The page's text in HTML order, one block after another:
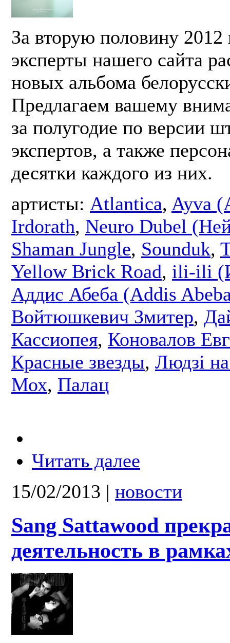
За вторую половину 2012
эксперты нашего сайта
новых альбома
Предлагаем вашему
за полугодие по версии
экспертов, а также
десятки каждого из них.
артисты: Atlantica, Ayva
Irdorath, Neuro Dubel
Shaman Jungle, Sounduk,
Yellow Brick Road, ili-ili
Аддис Абеба (Addis
Войтюшкевич Змитер,
Кассиопея, Коновалов
Красные звезды, Людзі
Мох, Палац
Читать далее
15/02/2013 | новости
Sang Sattawood
деятельность в